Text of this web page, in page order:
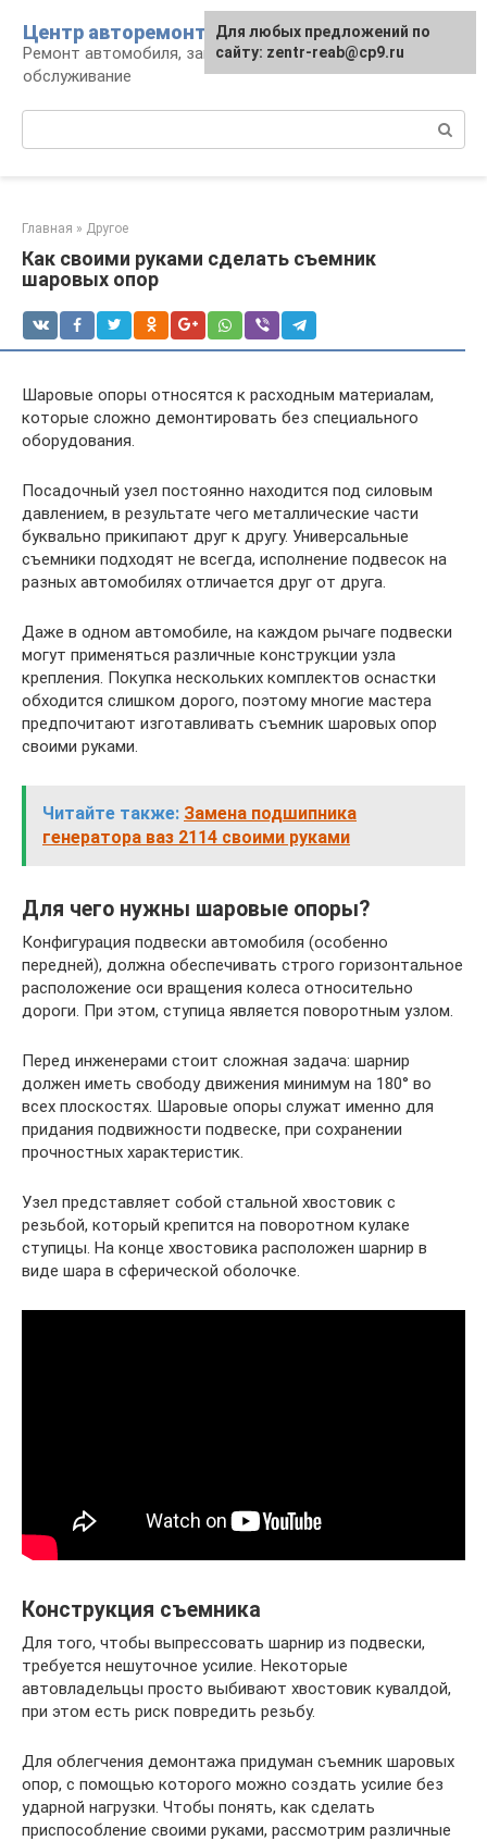
контенту
Центр авторемонта
Ремонт автомобиля, запчасти и
обслуживание
Главная » Другое
Как своими руками сделать съемник
шаровых опор
Шаровые опоры относятся к расходным материалам,
которые сложно демонтировать без специального
оборудования.
Посадочный узел постоянно находится под силовым
давлением, в результате чего металлические части
буквально прикипают друг к другу. Универсальные
съемники подходят не всегда, исполнение подвесок на
разных автомобилях отличается друг от друга.
Даже в одном автомобиле, на каждом рычаге подвески
могут применяться различные конструкции узла
крепления. Покупка нескольких комплектов оснастки
обходится слишком дорого, поэтому многие мастера
предпочитают изготавливать съемник шаровых опор
своими руками.
Читайте также: Замена подшипника
генератора ваз 2114 своими руками
Для чего нужны шаровые опоры?
Конфигурация подвески автомобиля (особенно
передней), должна обеспечивать строго горизонтальное
расположение оси вращения колеса относительно
дороги. При этом, ступица является поворотным узлом.
Перед инженерами стоит сложная задача: шарнир
должен иметь свободу движения минимум на 180° во
всех плоскостях. Шаровые опоры служат именно для
придания подвижности подвеске, при сохранении
прочностных характеристик.
Узел представляет собой стальной хвостовик с
резьбой, который крепится на поворотном кулаке
ступицы. На конце хвостовика расположен шарнир в
виде шара в сферической оболочке.
Конструкция съемника
Для того, чтобы выпрессовать шарнир из подвески,
требуется нешуточное усилие. Некоторые
автовладельцы просто выбивают хвостовик кувалдой,
при этом есть риск повредить резьбу.
Для облегчения демонтажа придуман съемник шаровых
опор, с помощью которого можно создать усилие без
ударной нагрузки. Чтобы понять, как сделать
приспособление своими руками, рассмотрим различные
Для любых предложений по
сайту: zentr-reab@cp9.ru